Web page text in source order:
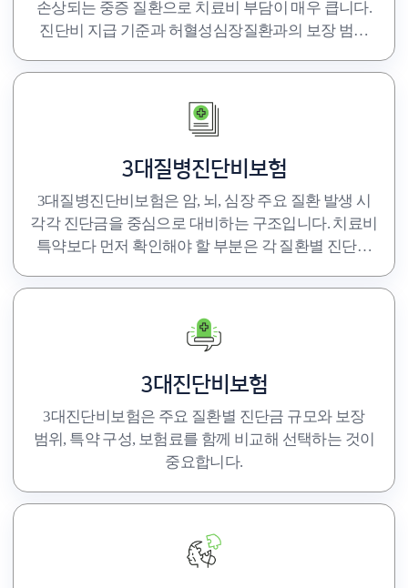
손상되는 중증 질환으로 치료비 부담이 매우 큽니다.
진단비 지급 기준과 허혈성심장질환과의 보장 범위
3대질병진단비보험
3대질병진단비보험은 암, 뇌, 심장 주요 질환 발생 시
각각 진단금을 중심으로 대비하는 구조입니다. 치료비
특약보다 먼저 확인해야 할 부분은 각 질환별 진단금
3대진단비보험
3대진단비보험은 주요 질환별 진단금 규모와 보장
범위, 특약 구성, 보험료를 함께 비교해 선택하는 것이
중요합니다.